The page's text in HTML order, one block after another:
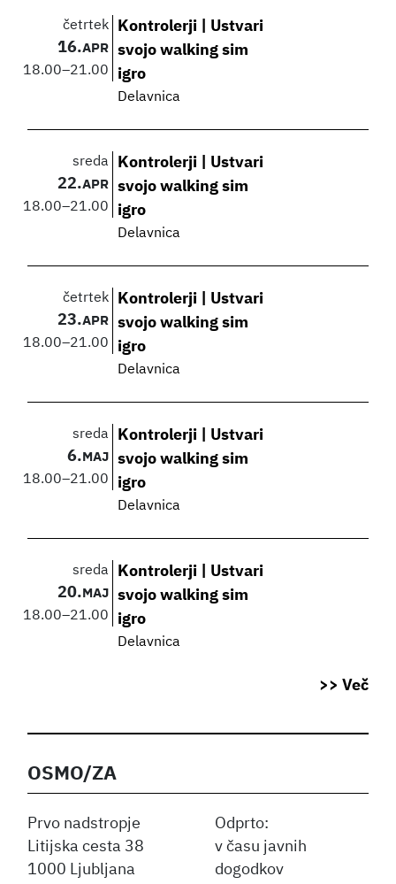
četrtek
16.APR
18.00–21.00
Kontrolerji | Ustvari
svojo walking sim
igro
Delavnica
sreda
22.APR
18.00–21.00
Kontrolerji | Ustvari
svojo walking sim
igro
Delavnica
četrtek
23.APR
18.00–21.00
Kontrolerji | Ustvari
svojo walking sim
igro
Delavnica
sreda
6. MAJ
18.00–21.00
Kontrolerji | Ustvari
svojo walking sim
igro
Delavnica
sreda
20. MAJ
18.00–21.00
Kontrolerji | Ustvari
svojo walking sim
igro
Delavnica
>> Več
OSMO/ZA
Prvo nadstropje
Litijska cesta 38
1000 Ljubljana
Odprto:
v času javnih
dogodkov